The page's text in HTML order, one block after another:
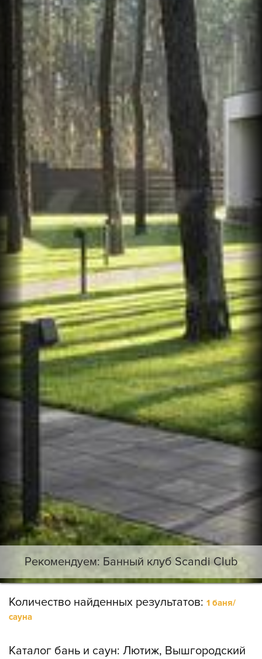
Рекомендуем: Банный клуб Scandi Club
Количество найденных результатов: 1 баня/
сауна
Каталог бань и саун: Лютиж, Вышгородский